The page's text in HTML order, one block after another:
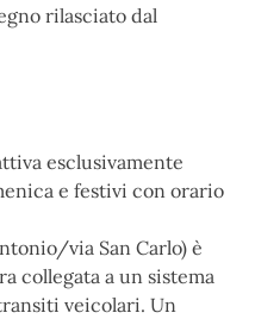
rilasciato dal
esclusivamente
e festivi con orario
via San Carlo) è
collegata a un sistema
veicolari. Un